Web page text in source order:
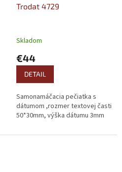
Trodat 4729
Skladom
€44
DETAIL
Samonamáčacia pečiatka s
dátumom ,rozmer textovej časti
50*30mm, výška dátumu 3mm